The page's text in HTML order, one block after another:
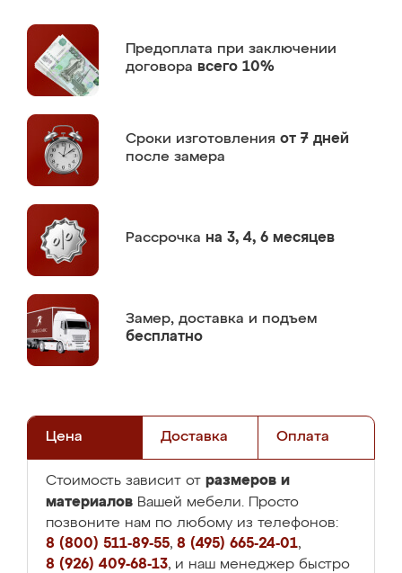
Предоплата при заключении
договора всего 10%
Сроки изготовления от 7 дней
после замера
Рассрочка на 3, 4, 6 месяцев
Замер, доставка и подъем
бесплатно
Цена Доставка Оплата
Стоимость зависит от размеров и
материалов Вашей мебели. Просто
позвоните нам по любому из телефонов:
8 (800) 511-89-55, 8 (495) 665-24-01,
8 (926) 409-68-13, и наш менеджер быстро